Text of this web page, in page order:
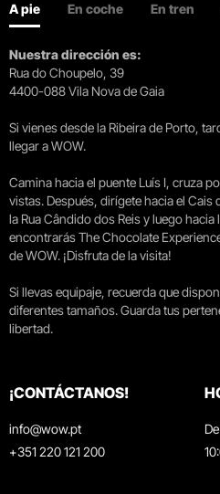
A pie En coche En tren
Nuestra dirección es:
Rua do Choupelo, 39
4400-088 Vila Nova de Gaia
Si vienes desde la Ribeira de Porto,
llegar a WOW.
Camina hacia el puente Luís I, cruza
vistas. Después, dirígete hacia el Cais
la Rua Cândido dos Reis y luego hacia
encontrarás The Chocolate
de WOW. ¡Disfruta de la visita!
Si llevas equipaje, recuerda que
diferentes tamaños. Guarda tus
libertad.
¡CONTÁCTANOS!
info@wow.pt
+351 220 121 200